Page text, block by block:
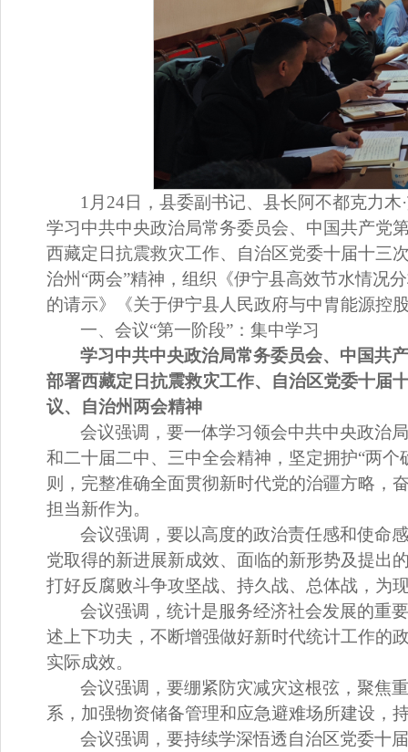
1 月 24日，县委副书记、县长阿不都克力木·
学习中共中央政治局常务委员会、 中国共产党
西藏定日抗震救灾工作、自治区党委十届十三
治州“两会”精神， 组织《伊宁县高效节水情况
的请示》《关于伊宁县人民政府与中胄能源控
一、会议“第一阶段” ：集中学习
学习中共中央政治局常务委员会、中国共
部署西藏定日抗震救灾工作、自治区党委十届
议、自治州两会精神
会议强调 ，要一体学习领会中共中央政治
和二十届二中、三中全会精神，坚定拥护“两个
则，完整准确全面贯彻新时代党的治疆方略，
担当新作为。
会议强调 ，要以高度的政治责任感和使命
党取得的新进展新成效、面临的新形势及提出
打好反腐败斗争攻坚战、持久战、总体战，为
会议强调 ，统计是服务经济社会发展的重
述上下功夫，不断增强做好新时代统计工作的
实际成效。
会议强调，要绷紧防灾减灾这根弦，聚焦
系，加强物资储备管理和应急避难场所建设，
会议强调，要持续学深悟透自治区党委十